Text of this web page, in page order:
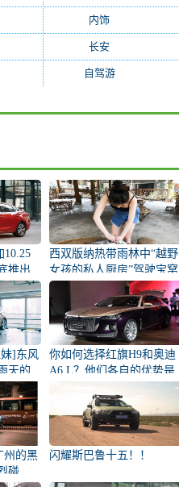
内饰
长安
自驾游(112)
10.25
推出
西双版纳热带雨林中“越野
女孩的私人厨房”驾驶宝窝
BX5
]东风
天的
你如何选择红旗H9和奥迪
A6 L？他们各自的优势是
州的黑
碰
闪耀斯巴鲁十五！！